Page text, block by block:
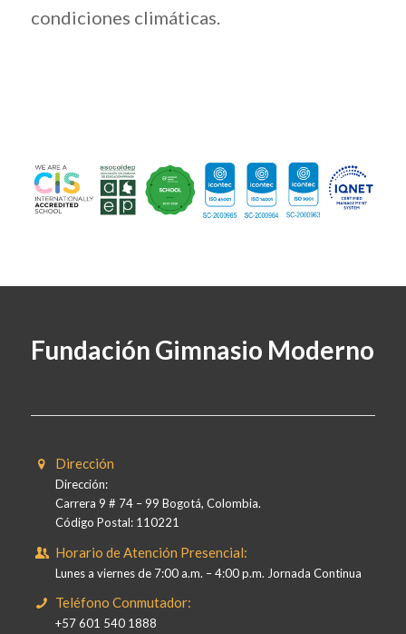
condiciones climáticas.
Fundación Gimnasio Moderno
Dirección
Dirección:
Carrera 9 # 74 – 99 Bogotá, Colombia.
Código Postal: 110221
Horario de Atención Presencial:
Lunes a viernes de 7:00 a.m. – 4:00 p.m. Jornada Continua
Teléfono Conmutador:
+57 601 540 1888